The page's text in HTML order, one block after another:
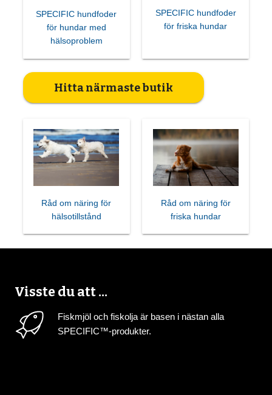
SPECIFIC hundfoder
för hundar med
hälsoproblem
SPECIFIC hundfoder
för friska hundar
Hitta närmaste butik
Råd om näring för
hälsotillstånd
Råd om näring för
friska hundar
Visste du att ...
Fiskmjöl och fiskolja är basen i nästan alla
SPECIFIC™-produkter.